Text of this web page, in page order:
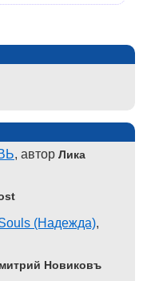
, автор Лика
(Надежда),
Новиковъ